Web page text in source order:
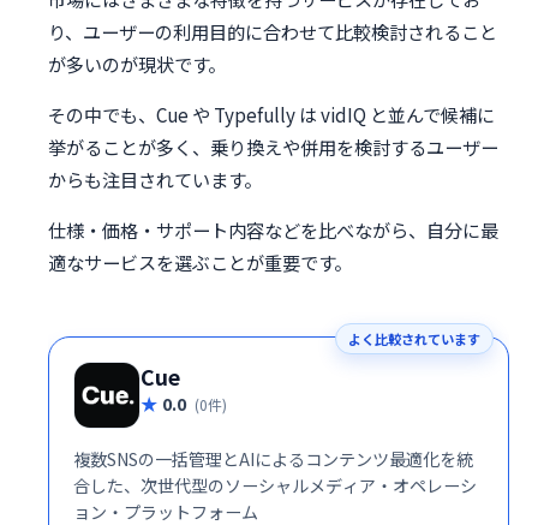
り、ユーザーの利用目的に合わせて比較検討されること
が多いのが現状です。
その中でも、Cue や Typefully は vidIQ と並んで候補に
挙がることが多く、乗り換えや併用を検討するユーザー
からも注目されています。
仕様・価格・サポート内容などを比べながら、自分に最
適なサービスを選ぶことが重要です。
よく比較されています
Cue
0.0 (0件)
複数SNSの一括管理とAIによるコンテンツ最適化を統
合した、次世代型のソーシャルメディア・オペレーシ
ョン・プラットフォーム